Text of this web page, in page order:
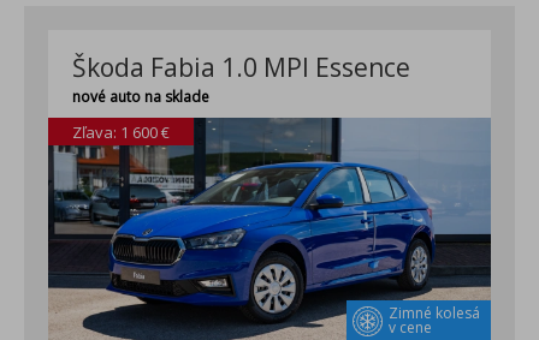
Škoda Fabia 1.0 MPI Essence
nové auto na sklade
Zimné kolesá
v cene
Zľava: 1 600 €